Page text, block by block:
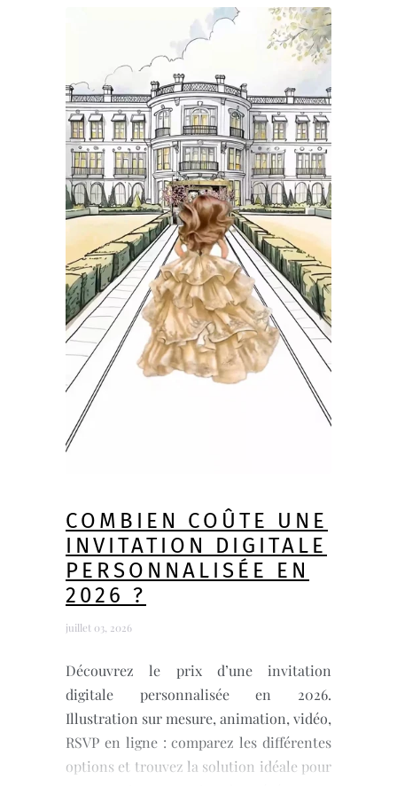
COMBIEN COÛTE UNE
INVITATION DIGITALE
PERSONNALISÉE EN
2026 ?
juillet 03, 2026
Découvrez le prix d’une invitation
digitale personnalisée en 2026.
Illustration sur mesure, animation, vidéo,
RSVP en ligne : comparez les différentes
options et trouvez la solution idéale pour